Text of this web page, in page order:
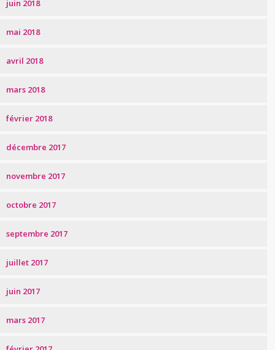
juin 2018
mai 2018
avril 2018
mars 2018
février 2018
décembre 2017
novembre 2017
octobre 2017
septembre 2017
juillet 2017
juin 2017
mars 2017